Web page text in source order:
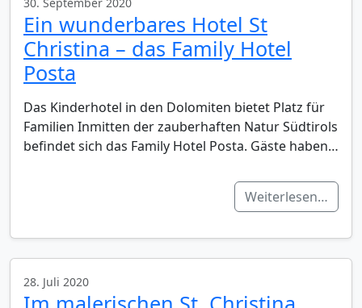
Ein wunderbares Hotel St
Christina – das Family Hotel
Posta
Das Kinderhotel in den Dolomiten bietet Platz für
Familien Inmitten der zauberhaften Natur Südtirols
befindet sich das Family Hotel Posta. Gäste haben…
Weiterlesen…
28. Juli 2020